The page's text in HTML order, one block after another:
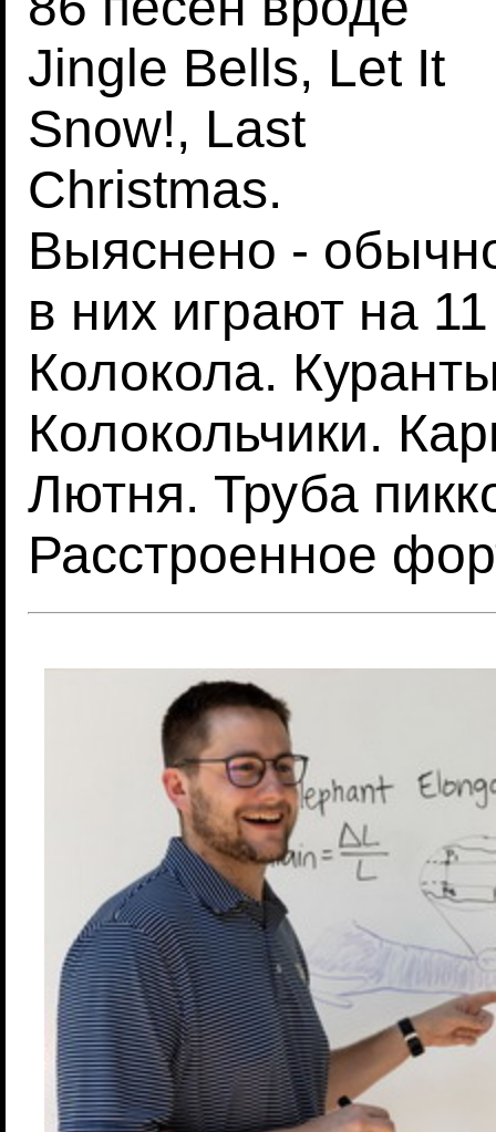
Jingle Bells, Let It
Snow!, Last
Christmas.
Выяснено -
в них играют на
Колокола.
Колокольчики.
Лютня. Труба
Расстроенное